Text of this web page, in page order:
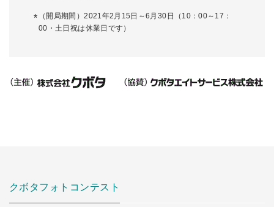
（開局期間）2021年2月15日～6月30日（10：00～17：
00・土日祝は休業日です）
クボタフォトコンテスト